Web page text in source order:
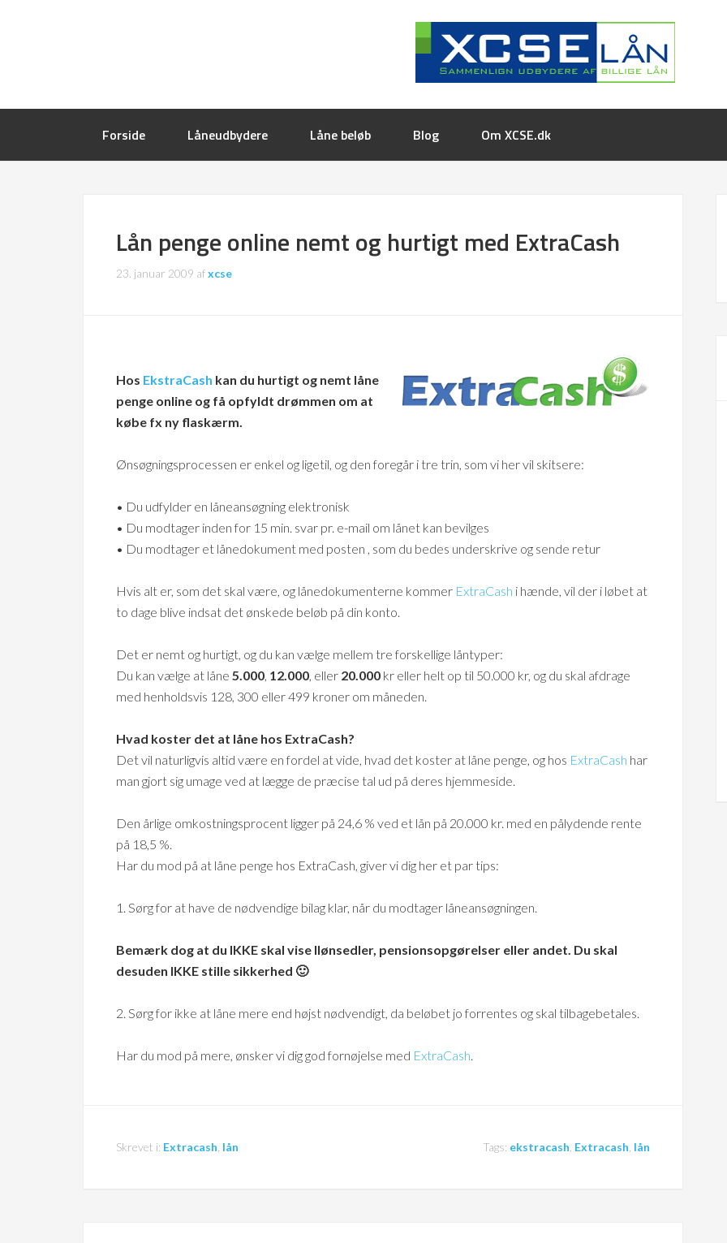
Forside Låneudbydere Låne beløb Blog Om XCSE.dk
Lån penge online nemt og hurtigt med ExtraCash
23. januar 2009 afxcse
Hos EkstraCash kan du hurtigt og nemt låne
penge online og få opfyldt drømmen om at
købe fx ny flaskærm.
Ønsøgningsprocessen er enkel og ligetil, og den foregår i tre trin, som vi her vil skitsere:
• Du udfylder en låneansøgning elektronisk
• Du modtager inden for 15 min. svar pr. e-mail om lånet kan bevilges
• Du modtager et lånedokument med posten , som du bedes underskrive og sende retur
Hvis alt er, som det skal være, og lånedokumenterne kommer ExtraCash i hænde, vil der i løbet at
to dage blive indsat det ønskede beløb på din konto.
Det er nemt og hurtigt, og du kan vælge mellem tre forskellige låntyper:
Du kan vælge at låne 5.000, 12.000, eller 20.000 kr eller helt op til 50.000 kr, og du skal afdrage
med henholdsvis 128, 300 eller 499 kroner om måneden.
Hvad koster det at låne hos ExtraCash?
Det vil naturligvis altid være en fordel at vide, hvad det koster at låne penge, og hos ExtraCash har
man gjort sig umage ved at lægge de præcise tal ud på deres hjemmeside.
Den årlige omkostningsprocent ligger på 24,6 % ved et lån på 20.000 kr. med en pålydende rente
på 18,5 %.
Har du mod på at låne penge hos ExtraCash, giver vi dig her et par tips:
1. Sørg for at have de nødvendige bilag klar, når du modtager låneansøgningen.
Bemærk dog at du IKKE skal vise llønsedler, pensionsopgørelser eller andet. Du skal
desuden IKKE stille sikkerhed 🙂
2. Sørg for ikke at låne mere end højst nødvendigt, da beløbet jo forrentes og skal tilbagebetales.
Har du mod på mere, ønsker vi dig god fornøjelse med ExtraCash.
Skrevet i: Extracash lån Tags: ekstracash Extracash lån